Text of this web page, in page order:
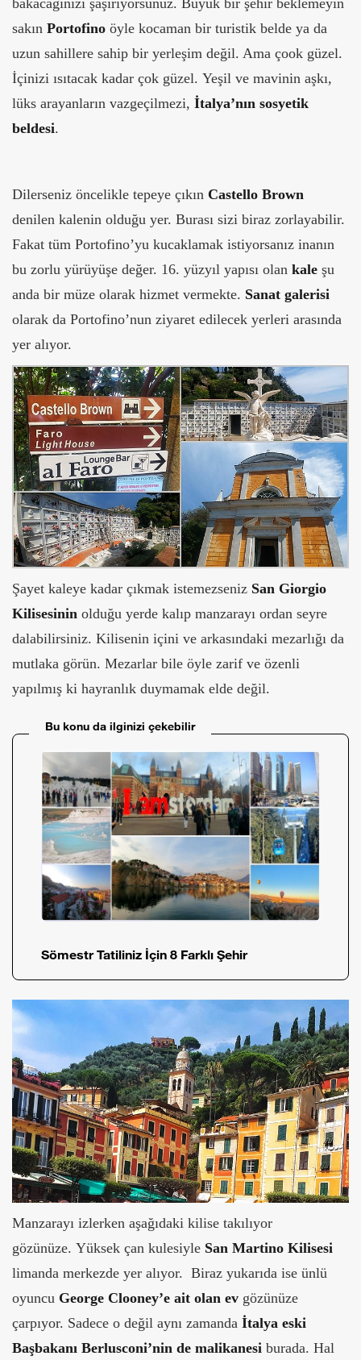
bakacağınızı şaşırıyorsunuz. Büyük bir şehir beklemeyin
sakın Portofino öyle kocaman bir turistik belde ya da
uzun sahillere sahip bir yerleşim değil. Ama çook güzel.
İçinizi ısıtacak kadar çok güzel. Yeşil ve mavinin aşkı,
lüks arayanların vazgeçilmezi, İtalya’nın sosyetik
beldesi.
Dilerseniz öncelikle tepeye çıkın Castello Brown
denilen kalenin olduğu yer. Burası sizi biraz zorlayabilir.
Fakat tüm Portofino’yu kucaklamak istiyorsanız inanın
bu zorlu yürüyüşe değer. 16. yüzyıl yapısı olan kale şu
anda bir müze olarak hizmet vermekte. Sanat galerisi
olarak da Portofino’nun ziyaret edilecek yerleri arasında
yer alıyor.
Şayet kaleye kadar çıkmak istemezseniz San Giorgio
Kilisesinin olduğu yerde kalıp manzarayı ordan seyre
dalabilirsiniz. Kilisenin içini ve arkasındaki mezarlığı da
mutlaka görün. Mezarlar bile öyle zarif ve özenli
yapılmış ki hayranlık duymamak elde değil.
Bu konu da ilginizi çekebilir
Sömestr Tatiliniz İçin 8 Farklı Şehir
Manzarayı izlerken aşağıdaki kilise takılıyor
gözünüze. Yüksek çan kulesiyle San Martino Kilisesi
limanda merkezde yer alıyor. Biraz yukarıda ise ünlü
oyuncu George Clooney’e ait olan ev gözünüze
çarpıyor. Sadece o değil aynı zamanda İtalya eski
Başbakanı Berlusconi’nin de malikanesi burada. Hal